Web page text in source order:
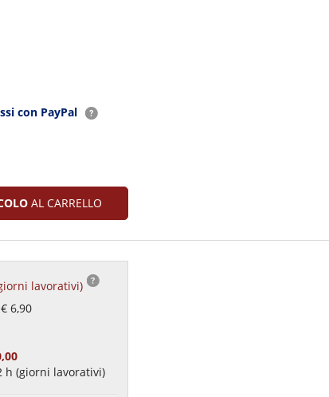
con PayPal
AL CARRELLO
lavorativi)
6,90
h (giorni lavorativi)